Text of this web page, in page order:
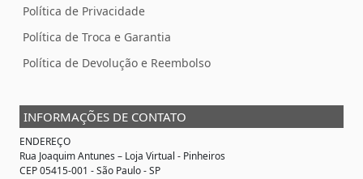
Política de Privacidade
Política de Troca e Garantia
Política de Devolução e Reembolso
INFORMAÇÕES DE CONTATO
ENDEREÇO
Rua Joaquim Antunes – Loja Virtual - Pinheiros
CEP 05415-001 - São Paulo - SP